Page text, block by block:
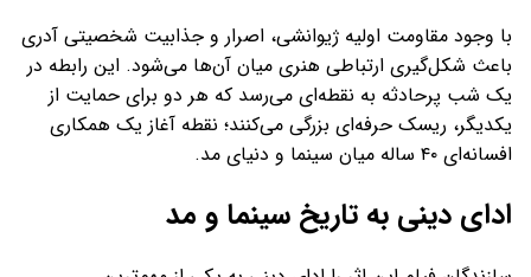
با وجود مقاومت اولیه ژیوانشی، اصرار و جذابیت شخصیتی آدری
باعث شکل‌گیری ارتباطی هنری میان آن‌ها می‌شود. این رابطه در
یک شب پرحادثه به نقطه‌ای می‌رسد که هر دو برای حمایت از
یکدیگر، ریسک حرفه‌ای بزرگی می‌کنند؛ نقطه آغاز یک همکاری
افسانه‌ای ۴۰ ساله میان سینما و دنیای مد.
ادای دینی به تاریخ سینما و مد